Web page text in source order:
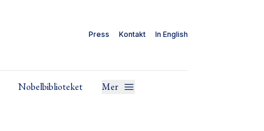
Press Kontakt In English
Nobelbiblioteket Mer